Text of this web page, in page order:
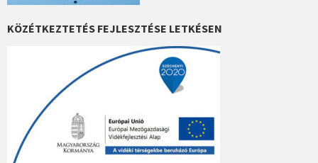
KÖZÉTKEZTETÉS FEJLESZTÉSE LETKÉSEN